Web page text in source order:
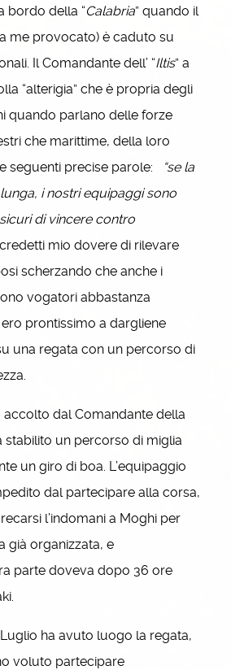
bordo della “Calabria” quando il
me provocato) è caduto su
Il Comandante dell’ “Iltis” a
“alterigia” che è propria degli
quando parlano delle forze
che marittime, della loro
seguenti precise parole:
“se la
i nostri equipaggi sono
di vincere contro
mio dovere di rilevare
scherzando che anche i
vogatori abbastanza
prontissimo a dargliene
una regata con un percorso di
accolto dal Comandante della
stabilito un percorso di miglia
un giro di boa. L’equipaggio
dal partecipare alla corsa,
l’indomani a Moghi per
già organizzata, e
parte doveva dopo 36 ore
Luglio ha avuto luogo la regata,
voluto partecipare